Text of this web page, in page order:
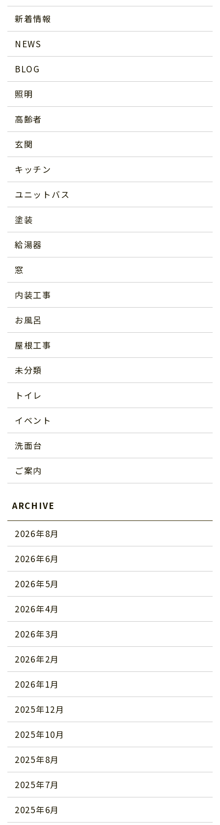
新着情報
NEWS
BLOG
照明
高齢者
玄関
キッチン
ユニットバス
塗装
給湯器
窓
内装工事
お風呂
屋根工事
未分類
トイレ
イベント
洗面台
ご案内
ARCHIVE
2026年8月
2026年6月
2026年5月
2026年4月
2026年3月
2026年2月
2026年1月
2025年12月
2025年10月
2025年8月
2025年7月
2025年6月